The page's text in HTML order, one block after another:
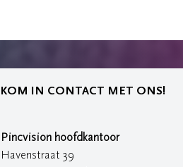
KOM IN CONTACT MET ONS!
Pincvision hoofdkantoor
Havenstraat 39